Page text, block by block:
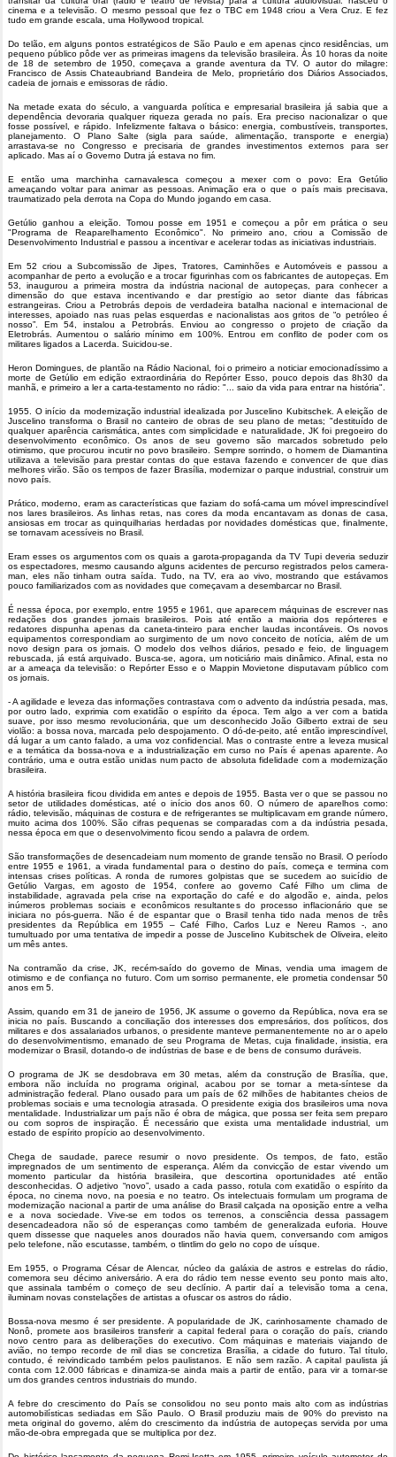
cinema e a televisão. O mesmo pessoal que fez o TBC em 1948 criou a Vera Cruz. E fez
tudo em grande escala, uma Hollywood tropical.
Do telão, em alguns pontos estratégicos de São Paulo e em apenas cinco residências, um
pequeno público pôde ver as primeiras imagens da televisão brasileira. Às 10 horas da noite
de 18 de setembro de 1950, começava a grande aventura da TV. O autor do milagre:
Francisco de Assis Chateaubriand Bandeira de Melo, proprietário dos Diários Associados,
cadeia de jornais e emissoras de rádio.
Na metade exata do século, a vanguarda política e empresarial brasileira já sabia que a
dependência devoraria qualquer riqueza gerada no país. Era preciso nacionalizar o que
fosse possível, e rápido. Infelizmente faltava o básico: energia, combustíveis, transportes,
planejamento. O Plano Salte (sigla para saúde, alimentação, transporte e energia)
arrastava-se no Congresso e precisaria de grandes investimentos externos para ser
aplicado. Mas aí o Governo Dutra já estava no fim.
E então uma marchinha carnavalesca começou a mexer com o povo: Era Getúlio
ameaçando voltar para animar as pessoas. Animação era o que o país mais precisava,
traumatizado pela derrota na Copa do Mundo jogando em casa.
Getúlio ganhou a eleição. Tomou posse em 1951 e começou a pôr em prática o seu
"Programa de Reaparelhamento Econômico". No primeiro ano, criou a Comissão de
Desenvolvimento Industrial e passou a incentivar e acelerar todas as iniciativas industriais.
Em 52 criou a Subcomissão de Jipes, Tratores, Caminhões e Automóveis e passou a
acompanhar de perto a evolução e a trocar figurinhas com os fabricantes de autopeças. Em
53, inaugurou a primeira mostra da indústria nacional de autopeças, para conhecer a
dimensão do que estava incentivando e dar prestígio ao setor diante das fábricas
estrangeiras. Criou a Petrobrás depois de verdadeira batalha nacional e internacional de
interesses, apoiado nas ruas pelas esquerdas e nacionalistas aos gritos de “o petróleo é
nosso”. Em 54, instalou a Petrobrás. Enviou ao congresso o projeto de criação da
Eletrobrás. Aumentou o salário mínimo em 100%. Entrou em conflito de poder com os
militares ligados a Lacerda. Suicidou-se.
Heron Domingues, de plantão na Rádio Nacional, foi o primeiro a noticiar emocionadíssimo a
morte de Getúlio em edição extraordinária do Repórter Esso, pouco depois das 8h30 da
manhã, e primeiro a ler a carta-testamento no rádio: "... saio da vida para entrar na história".
1955. O início da modernização industrial idealizada por Juscelino Kubitschek. A eleição de
Juscelino transforma o Brasil no canteiro de obras de seu plano de metas; "destituído de
qualquer aparência carismática, antes com simplicidade e naturalidade, JK foi pregoeiro do
desenvolvimento econômico. Os anos de seu governo são marcados sobretudo pelo
otimismo, que procurou incutir no povo brasileiro. Sempre sorrindo, o homem de Diamantina
utilizava a televisão para prestar contas do que estava fazendo e convencer de que dias
melhores virão. São os tempos de fazer Brasília, modernizar o parque industrial, construir um
novo país.
Prático, moderno, eram as características que faziam do sofá-cama um móvel imprescindível
nos lares brasileiros. As linhas retas, nas cores da moda encantavam as donas de casa,
ansiosas em trocar as quinquilharias herdadas por novidades domésticas que, finalmente,
se tornavam acessíveis no Brasil.
Eram esses os argumentos com os quais a garota-propaganda da TV Tupi deveria seduzir
os espectadores, mesmo causando alguns acidentes de percurso registrados pelos camera-
man, eles não tinham outra saída. Tudo, na TV, era ao vivo, mostrando que estávamos
pouco familiarizados com as novidades que começavam a desembarcar no Brasil.
É nessa época, por exemplo, entre 1955 e 1961, que aparecem máquinas de escrever nas
redações dos grandes jornais brasileiros. Pois até então a maioria dos repórteres e
redatores dispunha apenas da caneta-tinteiro para encher laudas incontáveis. Os novos
equipamentos correspondiam ao surgimento de um novo conceito de notícia, além de um
novo design para os jornais. O modelo dos velhos diários, pesado e feio, de linguagem
rebuscada, já está arquivado. Busca-se, agora, um noticiário mais dinâmico. Afinal, esta no
ar a ameaça da televisão: o Repórter Esso e o Mappin Movietone disputavam público com
os jornais.
- A agilidade e leveza das informações contrastava com o advento da indústria pesada, mas,
por outro lado, exprimia com exatidão o espírito da época. Tem algo a ver com a batida
suave, por isso mesmo revolucionária, que um desconhecido João Gilberto extrai de seu
violão: a bossa nova, marcada pelo despojamento. O dó-de-peito, até então imprescindível,
dá lugar a um canto falado, a uma voz confidencial. Mas o contraste entre a leveza musical
e a temática da bossa-nova e a industrialização em curso no País é apenas aparente. Ao
contrário, uma e outra estão unidas num pacto de absoluta fidelidade com a modernização
brasileira.
A história brasileira ficou dividida em antes e depois de 1955. Basta ver o que se passou no
setor de utilidades domésticas, até o início dos anos 60. O número de aparelhos como:
rádio, televisão, máquinas de costura e de refrigerantes se multiplicavam em grande número,
muito acima dos 100%. São cifras pequenas se comparadas com a da indústria pesada,
nessa época em que o desenvolvimento ficou sendo a palavra de ordem.
São transformações de desencadeiam num momento de grande tensão no Brasil. O período
entre 1955 e 1961, a virada fundamental para o destino do país, começa e termina com
intensas crises políticas. A ronda de rumores golpistas que se sucedem ao suicídio de
Getúlio Vargas, em agosto de 1954, confere ao governo Café Filho um clima de
instabilidade, agravada pela crise na exportação do café e do algodão e, ainda, pelos
inúmeros problemas sociais e econômicos resultantes do processo inflacionário que se
iniciara no pós-guerra. Não é de espantar que o Brasil tenha tido nada menos de três
presidentes da República em 1955 – Café Filho, Carlos Luz e Nereu Ramos -, ano
tumultuado por uma tentativa de impedir a posse de Juscelino Kubitschek de Oliveira, eleito
um mês antes.
Na contramão da crise, JK, recém-saído do governo de Minas, vendia uma imagem de
otimismo e de confiança no futuro. Com um sorriso permanente, ele prometia condensar 50
anos em 5.
Assim, quando em 31 de janeiro de 1956, JK assume o governo da República, nova era se
inicia no país. Buscando a conciliação dos interesses dos empresários, dos políticos, dos
militares e dos assalariados urbanos, o presidente manteve permanentemente no ar o apelo
do desenvolvimentismo, emanado de seu Programa de Metas, cuja finalidade, insistia, era
modernizar o Brasil, dotando-o de indústrias de base e de bens de consumo duráveis.
O programa de JK se desdobrava em 30 metas, além da construção de Brasília, que,
embora não incluída no programa original, acabou por se tornar a meta-síntese da
administração federal. Plano ousado para um país de 62 milhões de habitantes cheios de
problemas sociais e uma tecnologia atrasada. O presidente exigia dos brasileiros uma nova
mentalidade. Industrializar um país não é obra de mágica, que possa ser feita sem preparo
ou com sopros de inspiração. É necessário que exista uma mentalidade industrial, um
estado de espírito propício ao desenvolvimento.
Chega de saudade, parece resumir o novo presidente. Os tempos, de fato, estão
impregnados de um sentimento de esperança. Além da convicção de estar vivendo um
momento particular da história brasileira, que descortina oportunidades até então
desconhecidas. O adjetivo “novo”, usado a cada passo, rotula com exatidão o espírito da
época, no cinema novo, na poesia e no teatro. Os intelectuais formulam um programa de
modernização nacional a partir de uma análise do Brasil calçada na oposição entre a velha
e a nova sociedade. Vive-se em todos os terrenos, a consciência dessa passagem
desencadeadora não só de esperanças como também de generalizada euforia. Houve
quem dissesse que naqueles anos dourados não havia quem, conversando com amigos
pelo telefone, não escutasse, também, o tlintlim do gelo no copo de uísque.
Em 1955, o Programa César de Alencar, núcleo da galáxia de astros e estrelas do rádio,
comemora seu décimo aniversário. A era do rádio tem nesse evento seu ponto mais alto,
que assinala também o começo de seu declínio. A partir daí a televisão toma a cena,
iluminam novas constelações de artistas a ofuscar os astros do rádio.
Bossa-nova mesmo é ser presidente. A popularidade de JK, carinhosamente chamado de
Nonô, promete aos brasileiros transferir a capital federal para o coração do país, criando
novo centro para as deliberações do executivo. Com máquinas e materiais viajando de
avião, no tempo recorde de mil dias se concretiza Brasília, a cidade do futuro. Tal título,
contudo, é reivindicado também pelos paulistanos. E não sem razão. A capital paulista já
conta com 12.000 fábricas e dinamiza-se ainda mais a partir de então, para vir a tornar-se
um dos grandes centros industriais do mundo.
A febre do crescimento do País se consolidou no seu ponto mais alto com as indústrias
automobilísticas sediadas em São Paulo. O Brasil produziu mais de 90% do previsto na
meta original do governo, além do crescimento da indústria de autopeças servida por uma
mão-de-obra empregada que se multiplica por dez.